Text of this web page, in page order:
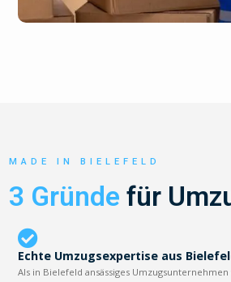
MADE IN BIELEFELD
3 Gründe für
Echte Umzugsexpertise aus
Als in Bielefeld ansässiges